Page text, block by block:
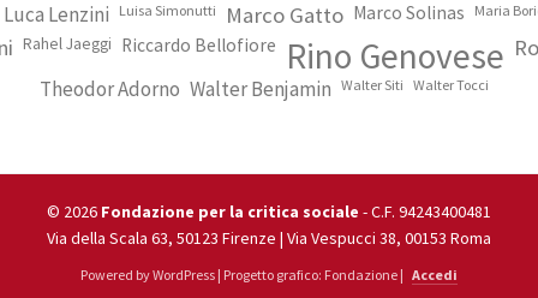
Luca Lenzini Luisa Simonutti Marco Gatto Marco Solinas Maria
Rahel Jaeggi Riccardo Bellofiore Rino Genovese
Theodor Adorno Walter Benjamin Walter Siti Walter Tocci
© 2026 Fondazione per la critica sociale - C.F. 94243400481
Via della Scala 63, 50123 Firenze | Via Vespucci 38, 00153 Roma
Powered by WordPress | Progetto grafico: Fondazione | Accedi